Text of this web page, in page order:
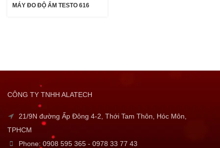
MÁY ĐO ĐỘ ẨM TESTO 616
CÔNG TY TNHH ALATECH
21/9N đường Ấp Đông 4-2, Thới Tam Thôn, Hóc Môn,
TPHCM
Phone: 0908 595 365 - 0978 33 77 43